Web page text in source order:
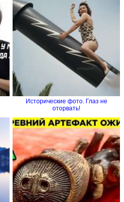
Исторические фото. Глаз не
оторвать!